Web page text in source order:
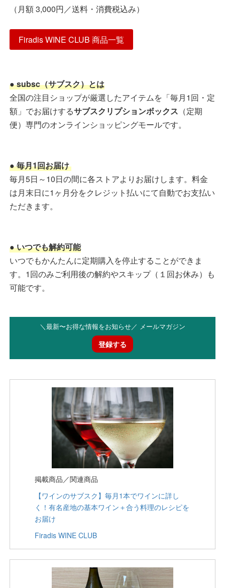
（月額 3,000円／送料・消費税込み）
Firadis WINE CLUB 商品一覧
● subsc（サブスク）とは
全国の注目ショップが厳選したアイテムを「毎月1回・定
額」でお届けするサブスクリプションボックス （定期
便）専門のオンラインショッピングモールです。
● 毎月1回お届け
毎月5日～10日の間に各ストアよりお届けします。料金
は月末日に1ヶ月分をクレジット払いにて自動でお支払い
ただきます。
● いつでも解約可能
いつでもかんたんに定期購入を停止することができま
す。1回のみご利用後の解約やスキップ（１回お休み）も
可能です。
＼最新〜お得な情報をお知らせ／ メールマガジン
登録する
掲載商品／関連商品
【ワインのサブスク】毎月1本でワインに詳し
く！有名産地の基本ワイン＋合う料理のレシピを
お届け
Firadis WINE CLUB